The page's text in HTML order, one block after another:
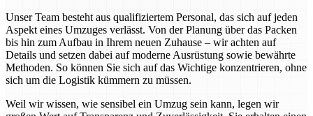
Unser Team besteht aus qualifiziertem Personal, das sich auf jeden
Aspekt eines Umzuges verlässt. Von der Planung über das Packen
bis hin zum Aufbau in Ihrem neuen Zuhause – wir achten auf
Details und setzen dabei auf moderne Ausrüstung sowie bewährte
Methoden. So können Sie sich auf das Wichtige konzentrieren, ohne
sich um die Logistik kümmern zu müssen.
Weil wir wissen, wie sensibel ein Umzug sein kann, legen wir